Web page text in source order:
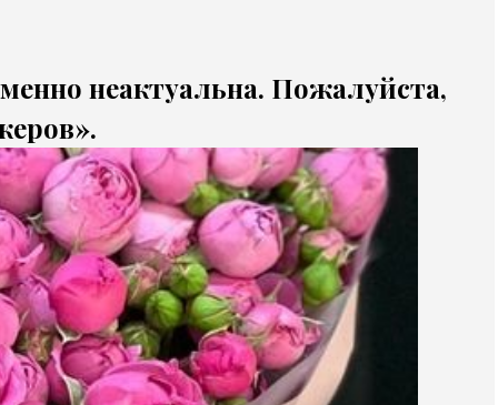
неактуальна. Пожалуйста,